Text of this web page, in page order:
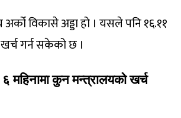
अर्को विकासे अड्डा हो । यसले पनि १६.११
गर्न सकेको छ ।